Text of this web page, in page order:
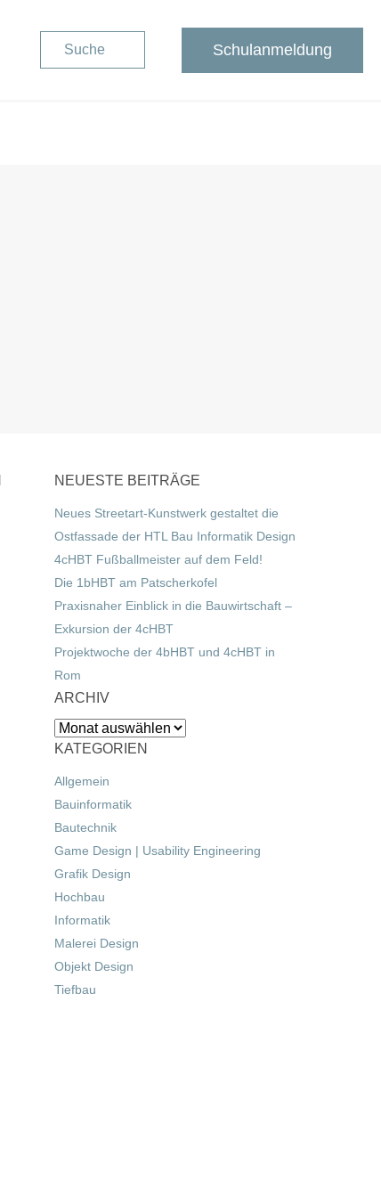
Suche Schulanmeldung
NEUESTE BEITRÄGE
Neues Streetart-Kunstwerk gestaltet die
Ostfassade der HTL Bau Informatik Design
4cHBT Fußballmeister auf dem Feld!
Die 1bHBT am Patscherkofel
Praxisnaher Einblick in die Bauwirtschaft –
Exkursion der 4cHBT
Projektwoche der 4bHBT und 4cHBT in
Rom
ARCHIV
Archiv
KATEGORIEN
Allgemein
Bauinformatik
Bautechnik
Game Design | Usability Engineering
Grafik Design
Hochbau
Informatik
Malerei Design
Objekt Design
Tiefbau